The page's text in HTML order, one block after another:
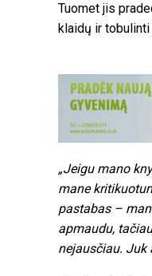
Tuomet jis
klaidų ir
„Jeigu mano
mane
pastabas –
apmaudu,
nejausčiau. Juk